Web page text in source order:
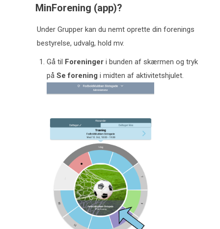
MinForening (app)?
Under Grupper kan du nemt oprette din forenings
bestyrelse, udvalg, hold mv.
Gå til Foreninger i bunden af skærmen og tryk
på Se forening i midten af aktivitetshjulet.